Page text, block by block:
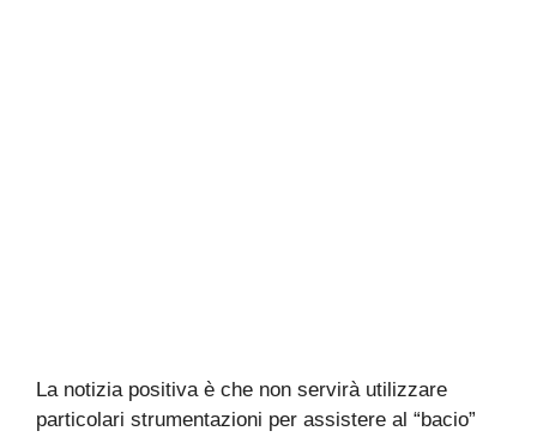
La notizia positiva è che non servirà utilizzare
particolari strumentazioni per assistere al “bacio”